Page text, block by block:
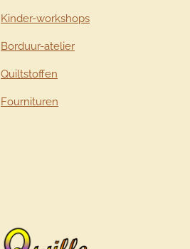
Kinder-workshops
Borduur-atelier
Quiltstoffen
Fournituren